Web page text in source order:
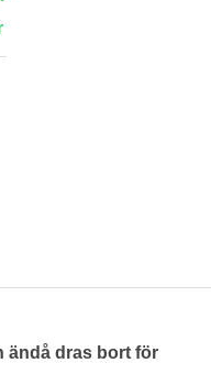
ändå dras bort för